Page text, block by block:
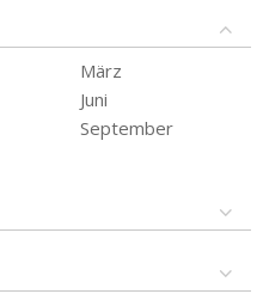
März
Juni
September